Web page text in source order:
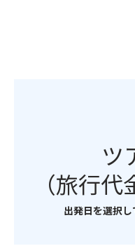
ツ
（旅行代
出発日を選択し